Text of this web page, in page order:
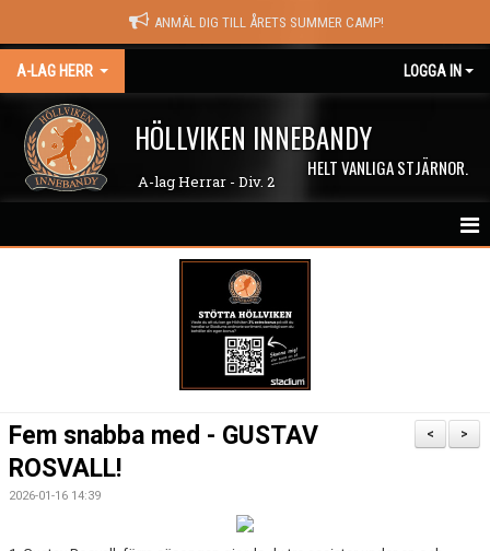
ANMÄL DIG TILL ÅRETS SUMMER CAMP!
A-LAG HERR LOGGA IN
HÖLLVIKEN INNEBANDY
HELT VANLIGA STJÄRNOR.
A-lag Herrar - Div. 2
TRUPPEN
GÄSTBOK
>
<
Fem snabba med - GUSTAV
ROSVALL!
2026-01-16 14:39